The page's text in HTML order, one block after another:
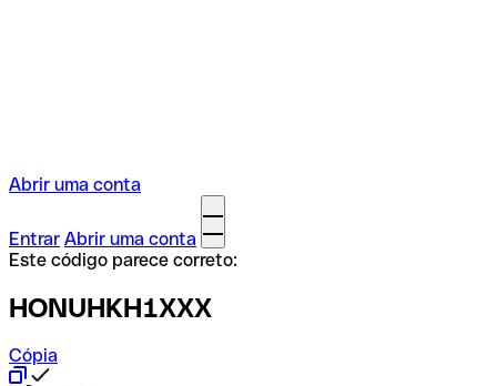
Abrir uma conta
Entrar Abrir uma conta
Este código parece correto:
HONUHKH1XXX
Cópia